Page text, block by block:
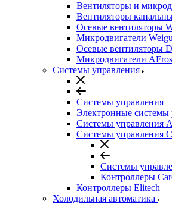
Вентиляторы и
Вентиляторы
Осевые вентиляторы
Микродвигатели
Осевые вентиляторы
Микродвигатели
Системы управления
Системы управления
Электронные системы
Системы управления
Системы управления
Системы
Контроллеры
Контроллеры Elitech
Холодильная автоматика